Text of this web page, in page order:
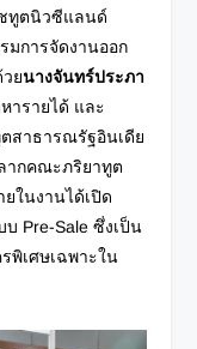
ทูตนิวซีแลนด์
มการจัดงานออก
ยนางจันทร์ประภา
ารายได้ และ
สาธารณรัฐอินเดีย
ากคณะภริยาทูต
ในงานได้เปิด
Pre-Sale ซึ่งเป็น
พิเศษเฉพาะใน